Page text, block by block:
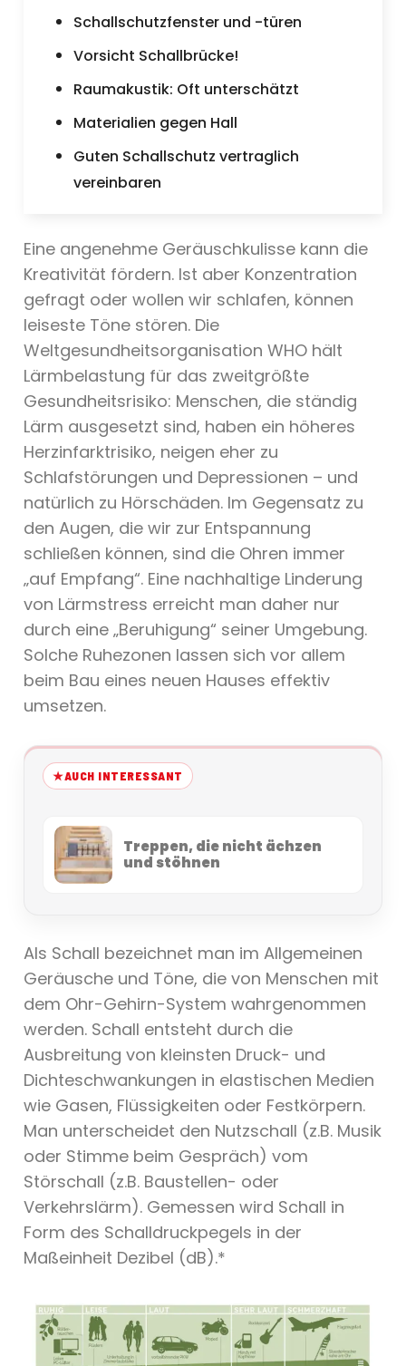
Schallschutzfenster und -türen
Vorsicht Schallbrücke!
Raumakustik: Oft unterschätzt
Materialien gegen Hall
Guten Schallschutz vertraglich
vereinbaren
Eine angenehme Geräuschkulisse kann die
Kreativität fördern. Ist aber Konzentration
gefragt oder wollen wir schlafen, können
leiseste Töne stören. Die
Weltgesundheitsorganisation WHO hält
Lärmbelastung für das zweitgrößte
Gesundheitsrisiko: Menschen, die ständig
Lärm ausgesetzt sind, haben ein höheres
Herzinfarktrisiko, neigen eher zu
Schlafstörungen und Depressionen – und
natürlich zu Hörschäden. Im Gegensatz zu
den Augen, die wir zur Entspannung
schließen können, sind die Ohren immer
„auf Empfang“. Eine nachhaltige Linderung
von Lärmstress erreicht man daher nur
durch eine „Beruhigung“ seiner Umgebung.
Solche Ruhezonen lassen sich vor allem
beim Bau eines neuen Hauses effektiv
umsetzen.
AUCH INTERESSANT
Treppen, die nicht ächzen
und stöhnen
Als Schall bezeichnet man im Allgemeinen
Geräusche und Töne, die von Menschen mit
dem Ohr-Gehirn-System wahrgenommen
werden. Schall entsteht durch die
Ausbreitung von kleinsten Druck- und
Dichteschwankungen in elastischen Medien
wie Gasen, Flüssigkeiten oder Festkörpern.
Man unterscheidet den Nutzschall (z.B. Musik
oder Stimme beim Gespräch) vom
Störschall (z.B. Baustellen- oder
Verkehrslärm). Gemessen wird Schall in
Form des Schalldruckpegels in der
Maßeinheit Dezibel (dB).*